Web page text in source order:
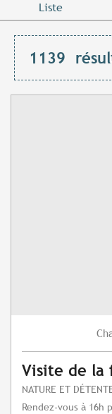
Liste
1139
Visite de la
NATURE ET
Rendez-vous à 16h